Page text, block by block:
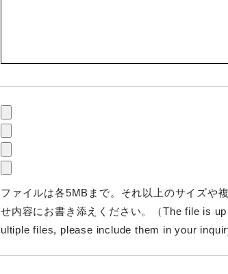
ファイルは各5MBまで。それ以上のサイズや
せ内容にお書き添えください。（The file is
ultiple files, please include them in your